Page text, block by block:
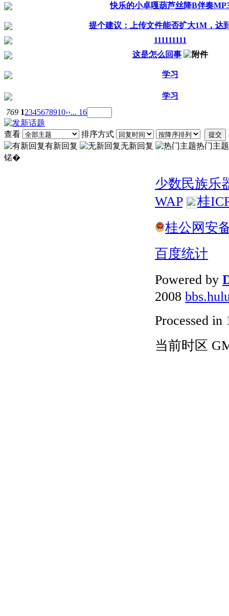
快乐的小卓嘎葫芦丝降B伴奏
提个建议：上传文件能否扩大1M，达
111111111
这是怎么回事
学习
学习
769 12345678910››... 16
查看 排序方式 提交
有新回复 无新回复
热门主题
锘�
少数民族乐
WAP
桂
桂公网安
百度统计
Powered by
2008
Processed in
当前时区